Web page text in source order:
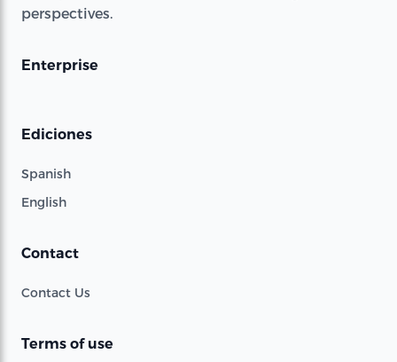
perspectives.
Enterprise
Ediciones
Spanish
English
Contact
Contact Us
Terms of use